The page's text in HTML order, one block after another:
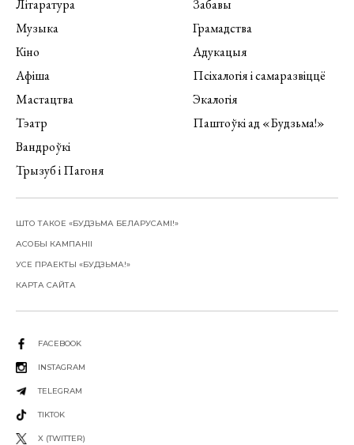
Літаратура
Музыка
Кіно
Афіша
Мастацтва
Тэатр
Вандроўкі
Трызуб і Пагоня
Забавы
Грамадства
Адукацыя
Псіхалогія і самаразвіццё
Экалогія
Паштоўкі ад «Будзьма!»
ШТО ТАКОЕ «БУДЗЬМА БЕЛАРУСАМІ!»
АСОБЫ КАМПАНІІ
УСЕ ПРАЕКТЫ «БУДЗЬМА!»
КАРТА САЙТА
FACEBOOK
INSTAGRAM
TELEGRAM
TIKTOK
X (TWITTER)